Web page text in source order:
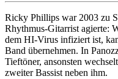
Ricky Phillips war 2003 zu
Rhythmus-Gitarrist agierte:
dem HI-Virus infiziert ist,
Band übernehmen. In
Tieftöner, ansonsten
zweiter Bassist neben ihm.